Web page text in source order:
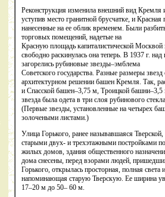
Реконструкция изменила внешний вид
уступив место гранитной брусчатке, и
нанесенные на ее облик временем. Были
торговых помещений, надетые на
Красную площадь капиталистической
свободно раскинулась она теперь. В 1937 г.
загорелись рубиновые звезды–эмблема
Советского государства. Разные размеры
архитектурном решении башен Кремля. Так,
и Спасской башен–3,75 м, Троицкой
звезда была одета в три слоя рубинового
(Первые звезды, установленные на четырех
золочеными листами.)
Улица Горького, ранее называвшаяся
старыми двух- и трехэтажными постройками
жилых домов, здания общественного
дома снесены, перед взорами людей,
Горького, открылась просторная, полная
напоминающая старую Тверскую. Ее ширина
17–20 м до 50– 60 м.